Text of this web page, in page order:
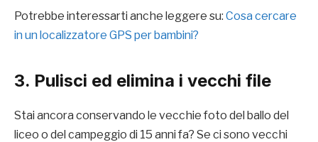
Potrebbe interessarti anche leggere su: Cosa cercare
in un localizzatore GPS per bambini?
3. Pulisci ed elimina i vecchi file
Stai ancora conservando le vecchie foto del ballo del
liceo o del campeggio di 15 anni fa? Se ci sono vecchi